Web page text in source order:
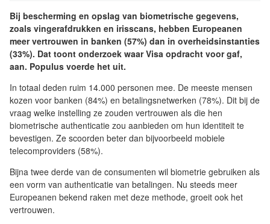
Bij bescherming en opslag van biometrische gegevens,
zoals vingerafdrukken en irisscans, hebben Europeanen
meer vertrouwen in banken (57%) dan in overheidsinstanties
(33%). Dat toont onderzoek waar Visa opdracht voor gaf,
aan. Populus voerde het uit.
In totaal deden ruim 14.000 personen mee. De meeste mensen
kozen voor banken (84%) en betalingsnetwerken (78%). Dit bij de
vraag welke instelling ze zouden vertrouwen als die hen
biometrische authenticatie zou aanbieden om hun identiteit te
bevestigen. Ze scoorden beter dan bijvoorbeeld mobiele
telecomproviders (58%).
Bijna twee derde van de consumenten wil biometrie gebruiken als
een vorm van authenticatie van betalingen. Nu steeds meer
Europeanen bekend raken met deze methode, groeit ook het
vertrouwen.